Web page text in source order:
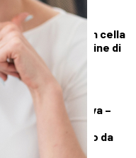
PRIMO PIANO
ucciso in cella
Dogaia al termine di
lite
POLITICA
Petrella (Aria Nuova –
L’alternativa c’è):
“Raccolta del vetro da
rivedere in città”